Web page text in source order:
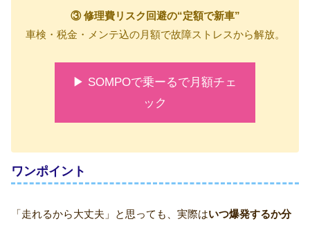
③ 修理費リスク回避の“定額で新車”
車検・税金・メンテ込の月額で故障ストレスから解放。
▶ SOMPOで乗ーるで月額チェ
ック
ワンポイント
「走れるから大丈夫」と思っても、実際はいつ爆発するか分